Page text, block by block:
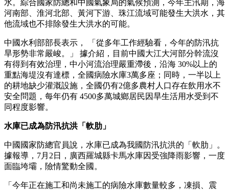
水。綜合國家防總和中國氣象局的氣候預測，今年主汛期，海
河南部、淮河北部、黃河下游、珠江流域可能發生大洪水，其
他流域也不排除發生大洪水的可能。
中國水利部部長表示， 「從多年工作經驗看，今年的防汛抗
旱形勢非常嚴峻。」 據介紹，目前中國大江大河部分幹流沒
有得到有效治理，中小河流治理嚴重滯後，沿海 30%以上的
重點海堤沒有達標，全國病險水庫3萬多座；同時，一半以上
的耕地缺少灌溉設施，全國仍有2億多農村人口存在飲用水不
安全問題，每年仍有 4500多萬城鄉居民因旱生活用水受到不
同程度影響。
水庫已成為防汛抗洪「軟肋」
中國國家防總官員說，水庫已成為我國防汛抗洪的「軟肋」。
據報導，7月2日，廣西羅城縣卡馬水庫因受強降雨影響，一度
面臨垮壩，險情驚動全國。
「今年正在施工和尚未施工的病險水庫數量較多，凍損、震